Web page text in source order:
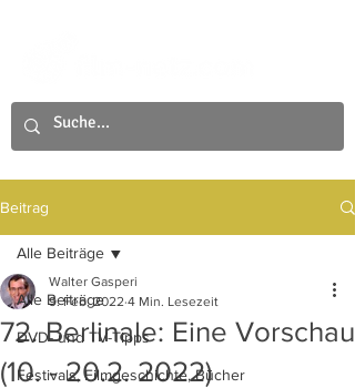
Beitrag
Alle Beiträge
DVD- und TV-Tipps
Festivals, Filmgeschichte, Bücher
Alle Beiträge
72. Berlinale: Eine Vorschau
(10. - 20.2. 2022)
Walter Gasperi
9. Feb. 2022 4 Min. Lesezeit